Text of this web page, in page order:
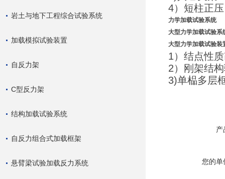
岩土与地下工程综合试验系统
加载模拟试验装置
自反力架
C型反力架
结构加载试验系统
自反力组合式加载框架
悬臂梁试验加载反力系统
4）短柱正
力学加载试验系统
大型力学加载试验系
大型力学加载试验装
1）结点性
2）刚架结
3)单榀多层
产
您的单